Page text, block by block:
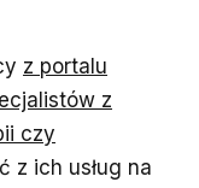
z portalu
z
czy
z ich usług na